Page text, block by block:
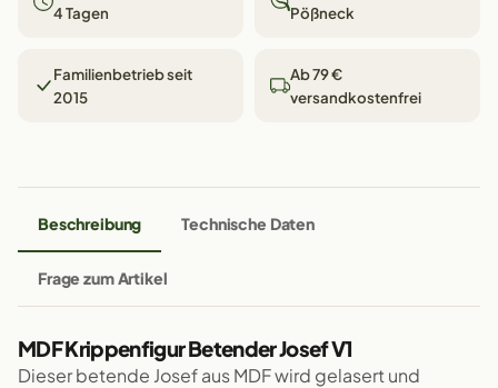
4 Tagen
Pößneck
Familienbetrieb seit
2015
Ab 79 €
versandkostenfrei
Beschreibung Technische Daten
Frage zum Artikel
MDF Krippenfigur Betender Josef V1
Dieser betende Josef aus MDF wird gelasert und